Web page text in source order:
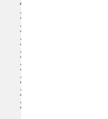
39
38
38
32
32
29
26
26